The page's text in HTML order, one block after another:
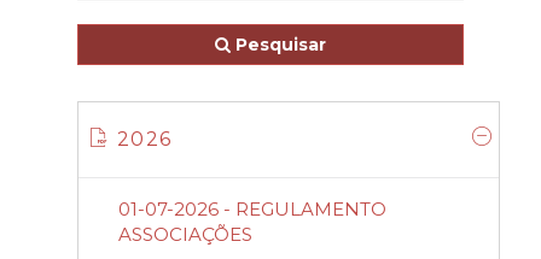
Pesquisar
2026
01-07-2026 - REGULAMENTO
ASSOCIAÇÕES